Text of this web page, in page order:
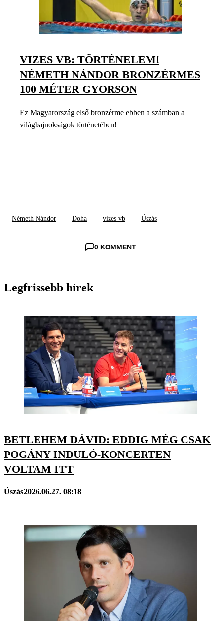
VIZES VB: TÖRTÉNELEM!
NÉMETH NÁNDOR BRONZÉRMES
100 MÉTER GYORSON
Ez Magyarország első bronzérme ebben a számban a
világbajnokságok történetében!
Németh Nándor Doha vizes vb Úszás
0 KOMMENT
Legfrissebb hírek
BETLEHEM DÁVID: EDDIG MÉG CSAK
POGÁNY INDULÓ-KONCERTEN
VOLTAM ITT
Úszás2026.06.27. 08:18